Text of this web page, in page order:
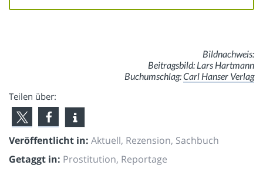
Bildnachweis:
Beitragsbild: Lars Hartmann
Buchumschlag:Carl Hanser Verlag
Teilen über:
Veröffentlicht in: Aktuell, Rezension, Sachbuch
Getaggt in: Prostitution, Reportage